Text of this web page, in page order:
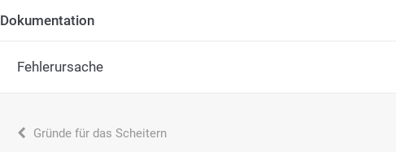
Dokumentation
Fehlerursache
Gründe für das Scheitern